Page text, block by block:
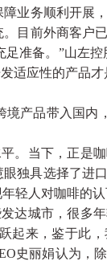
业务顺利开展
目前外商客户
准备。”山左控
适应性的产品才
产品带入国内
。当下，正是
独具选择了进
轻人对咖啡的认
达城市，很多
起来，鉴于此
史丽娟认为，